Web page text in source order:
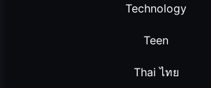
Technology
Teen
Thai ไทย